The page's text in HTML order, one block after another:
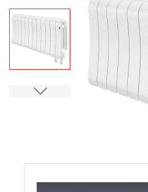
Контакты
Магазин:8 (800) 234-19-70
8 (495) 780-01-12
8 (800) 500-07-75